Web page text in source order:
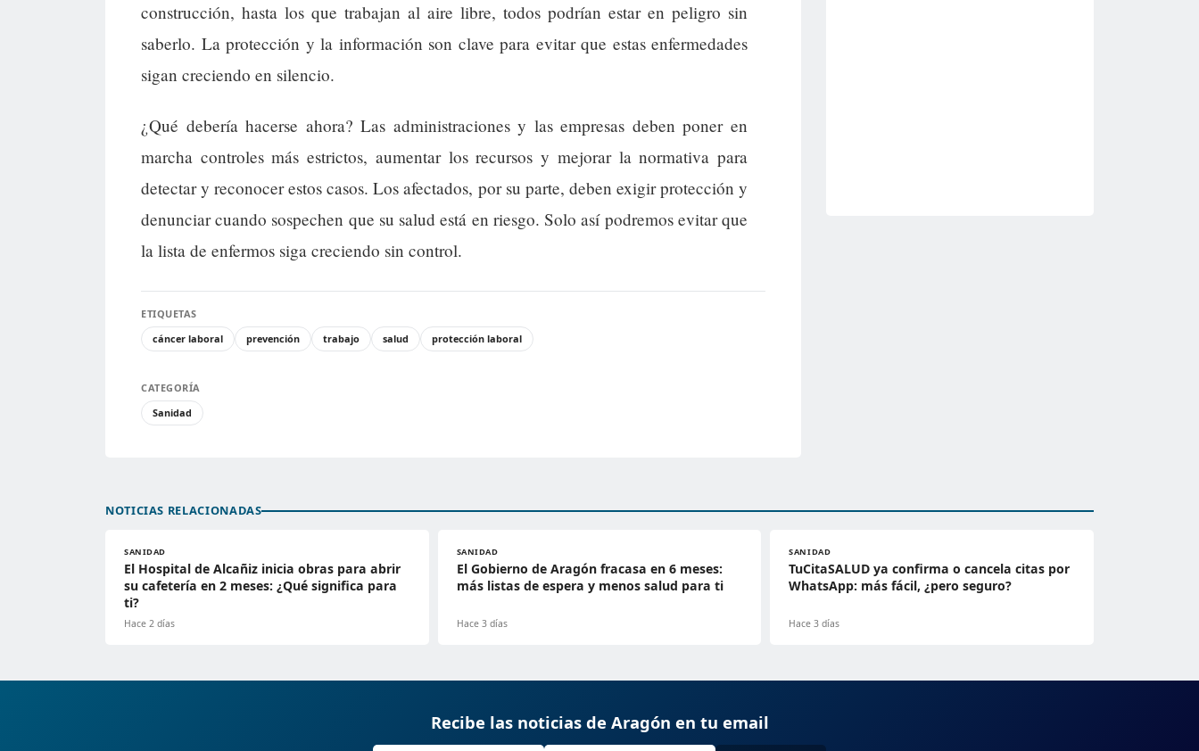
construcción, hasta los que trabajan al aire libre, todos podrían estar en peligro sin
saberlo. La protección y la información son clave para evitar que estas enfermedades
sigan creciendo en silencio.
¿Qué debería hacerse ahora? Las administraciones y las empresas deben poner en
marcha controles más estrictos, aumentar los recursos y mejorar la normativa para
detectar y reconocer estos casos. Los afectados, por su parte, deben exigir protección y
denunciar cuando sospechen que su salud está en riesgo. Solo así podremos evitar que
la lista de enfermos siga creciendo sin control.
ETIQUETAS
cáncer laboral
prevención trabajo salud protección laboral
CATEGORÍA
Sanidad
NOTICIAS RELACIONADAS
SANIDAD
El Hospital de Alcañiz inicia obras para abrir
su cafetería en 2 meses: ¿Qué significa para
ti?
Hace 2 días
SANIDAD
El Gobierno de Aragón fracasa en 6 meses:
más listas de espera y menos salud para ti
Hace 3 días
SANIDAD
TuCitaSALUD ya confirma o cancela citas por
WhatsApp: más fácil, ¿pero seguro?
Hace 3 días
Recibe las noticias de Aragón en tu email